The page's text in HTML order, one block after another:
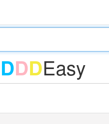
DDDEasy